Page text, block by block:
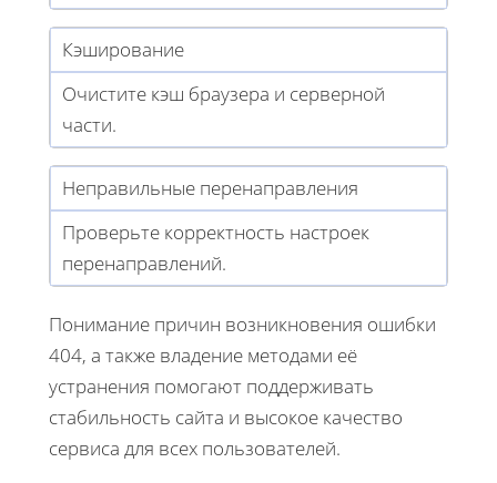
Кэширование
Очистите кэш браузера и серверной
части.
Неправильные перенаправления
Проверьте корректность настроек
перенаправлений.
Понимание причин возникновения ошибки
404, а также владение методами её
устранения помогают поддерживать
стабильность сайта и высокое качество
сервиса для всех пользователей.